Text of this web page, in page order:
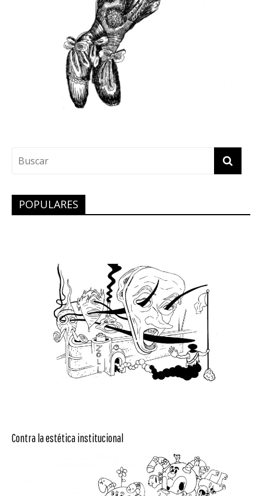
POPULARES
Contra la estética institucional